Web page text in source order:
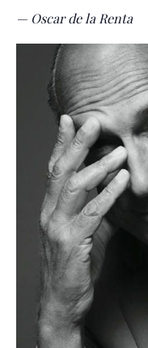
— Oscar de la Renta